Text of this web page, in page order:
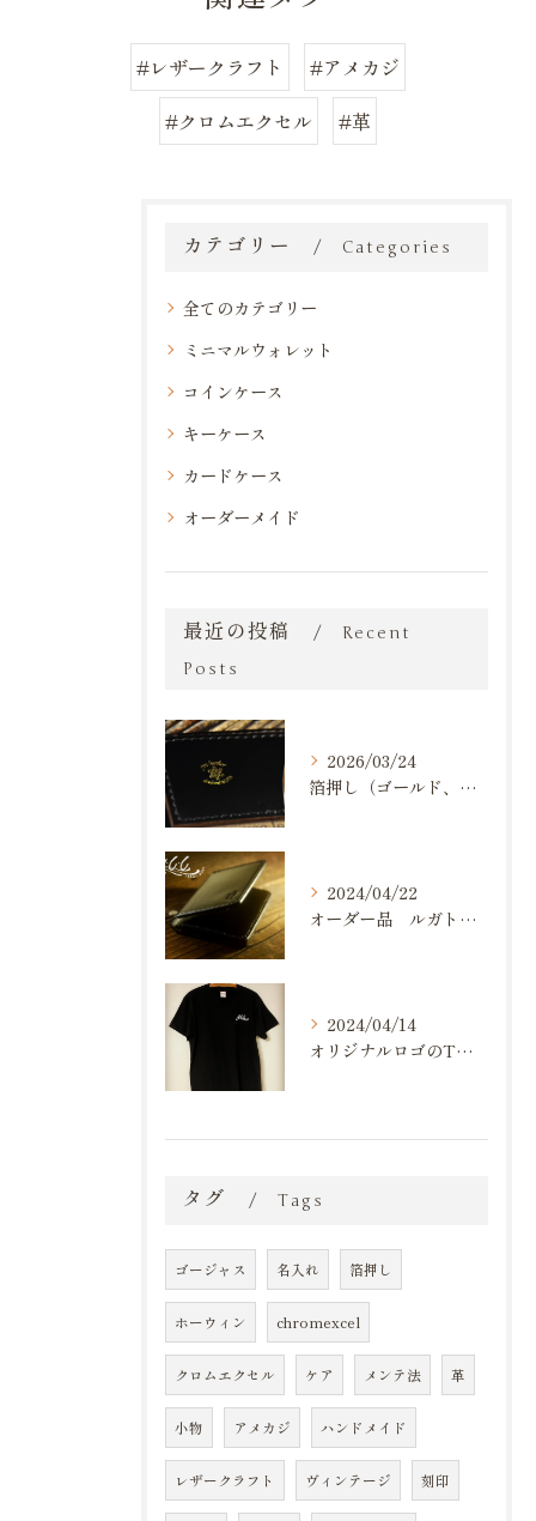
#レザークラフト
#アメカジ
#クロムエクセル
#革
カテゴリー Categories
全てのカテゴリー
ミニマルウォレット
コインケース
キーケース
カードケース
オーダーメイド
最近の投稿
Recent
Posts
2026/03/24
箔押し（ゴールド、シルバー）が出来るようになりました。
2024/04/22
オーダー品 ルガトショルダー 名刺入れ
2024/04/14
オリジナルロゴのTシャツ作りました💪
タグ Tags
ゴージャス 名入れ 箔押し
ホーウィン chromexcel
クロムエクセル ケア メンテ法 革
小物 アメカジ ハンドメイド
レザークラフト ヴィンテージ 刻印